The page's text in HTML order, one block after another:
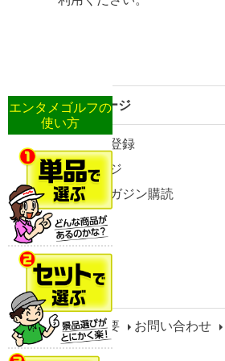
マイページ
新規会員登録
マイページ
メールマガジン購読
会社概要 お問い合わせ
エンタメゴルフの
使い方